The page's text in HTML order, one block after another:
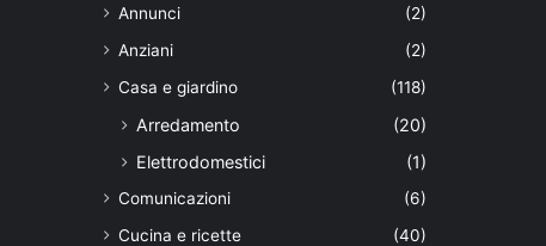
Annunci
(2)
Anziani
(2)
Casa e giardino
(118)
Arredamento
(20)
Elettrodomestici
(1)
Comunicazioni
(6)
Cucina e ricette
(40)